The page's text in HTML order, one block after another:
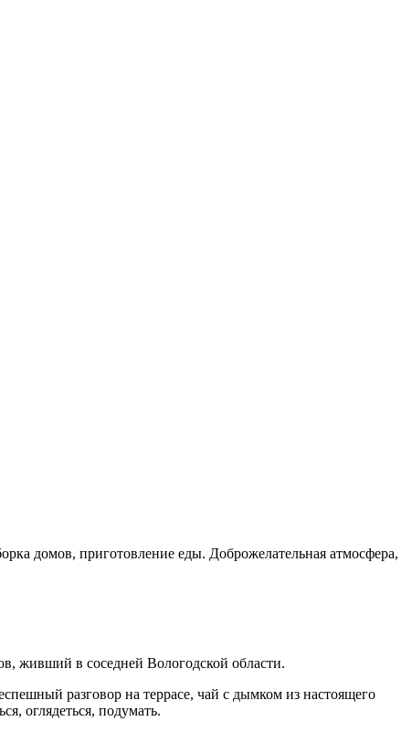
домов, приготовление еды. Доброжелательная атмосфера,
живший в соседней Вологодской области.
разговор на террасе, чай с дымком из настоящего
оглядеться, подумать.